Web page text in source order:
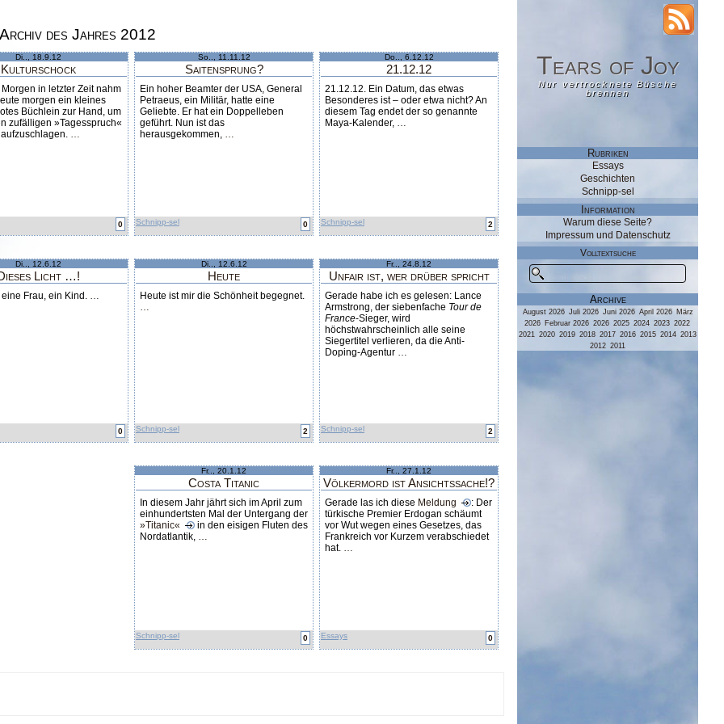
Tears of Joy
Nur vertrocknete Büsche
brennen
Archiv des Jahres 2012
Do.., 6.12.12
21.12.12
21.12.12. Ein Datum, das etwas
Besonderes ist – oder etwa nicht? An
diesem Tag endet der so genannte
Maya-Kalender,
Schnipp-sel 2
So.., 11.11.12
Saitensprung?
Ein hoher Beamter der USA, General
Petraeus, ein Militär, hatte eine
Geliebte. Er hat ein Doppelleben
geführt. Nun ist das
herausgekommen,
Schnipp-sel 0
Di.., 18.9.12
Kulturschock
in letzter Zeit nahm
morgen ein kleines
Büchlein zur Hand, um
zufälligen »Tagesspruch«
0
Fr.., 24.8.12
Unfair ist, wer drüber spricht
Gerade habe ich es gelesen: Lance
Armstrong, der siebenfache Tour de
France-Sieger, wird
höchstwahrscheinlich alle seine
Siegertitel verlieren, da die Anti-
Doping-Agentur
Schnipp-sel 2
Di.., 12.6.12
Heute
Heute ist mir die Schönheit begegnet.
Schnipp-sel 2
Di.., 12.6.12
Licht …!
Frau, ein Kind.
0
Fr.., 27.1.12
Völkermord ist Ansichtssache!?
Gerade las ich diese Meldung
: Der
türkische Premier Erdogan schäumt
vor Wut wegen eines Gesetzes, das
Frankreich vor Kurzem verabschiedet
hat.
Essays 0
Fr.., 20.1.12
Costa Titanic
In diesem Jahr jährt sich im April zum
einhundertsten Mal der Untergang der
»Titanic«
in den eisigen Fluten des
Nordatlantik,
Schnipp-sel 0
Tears of Joy
Nur vertrocknete Büsche
brennen
Rubriken
Essays
Geschichten
Schnipp-sel
Information
Warum diese Seite?
Impressum und Datenschutz
Volltextsuche
Archive
August 2026 Juli 2026 Juni 2026 April 2026 März
2026 Februar 2026 2026 2025 2024 2023 2022
2021
2020 2019 2018 2017 2016 2015 2014 2013
2012 2011